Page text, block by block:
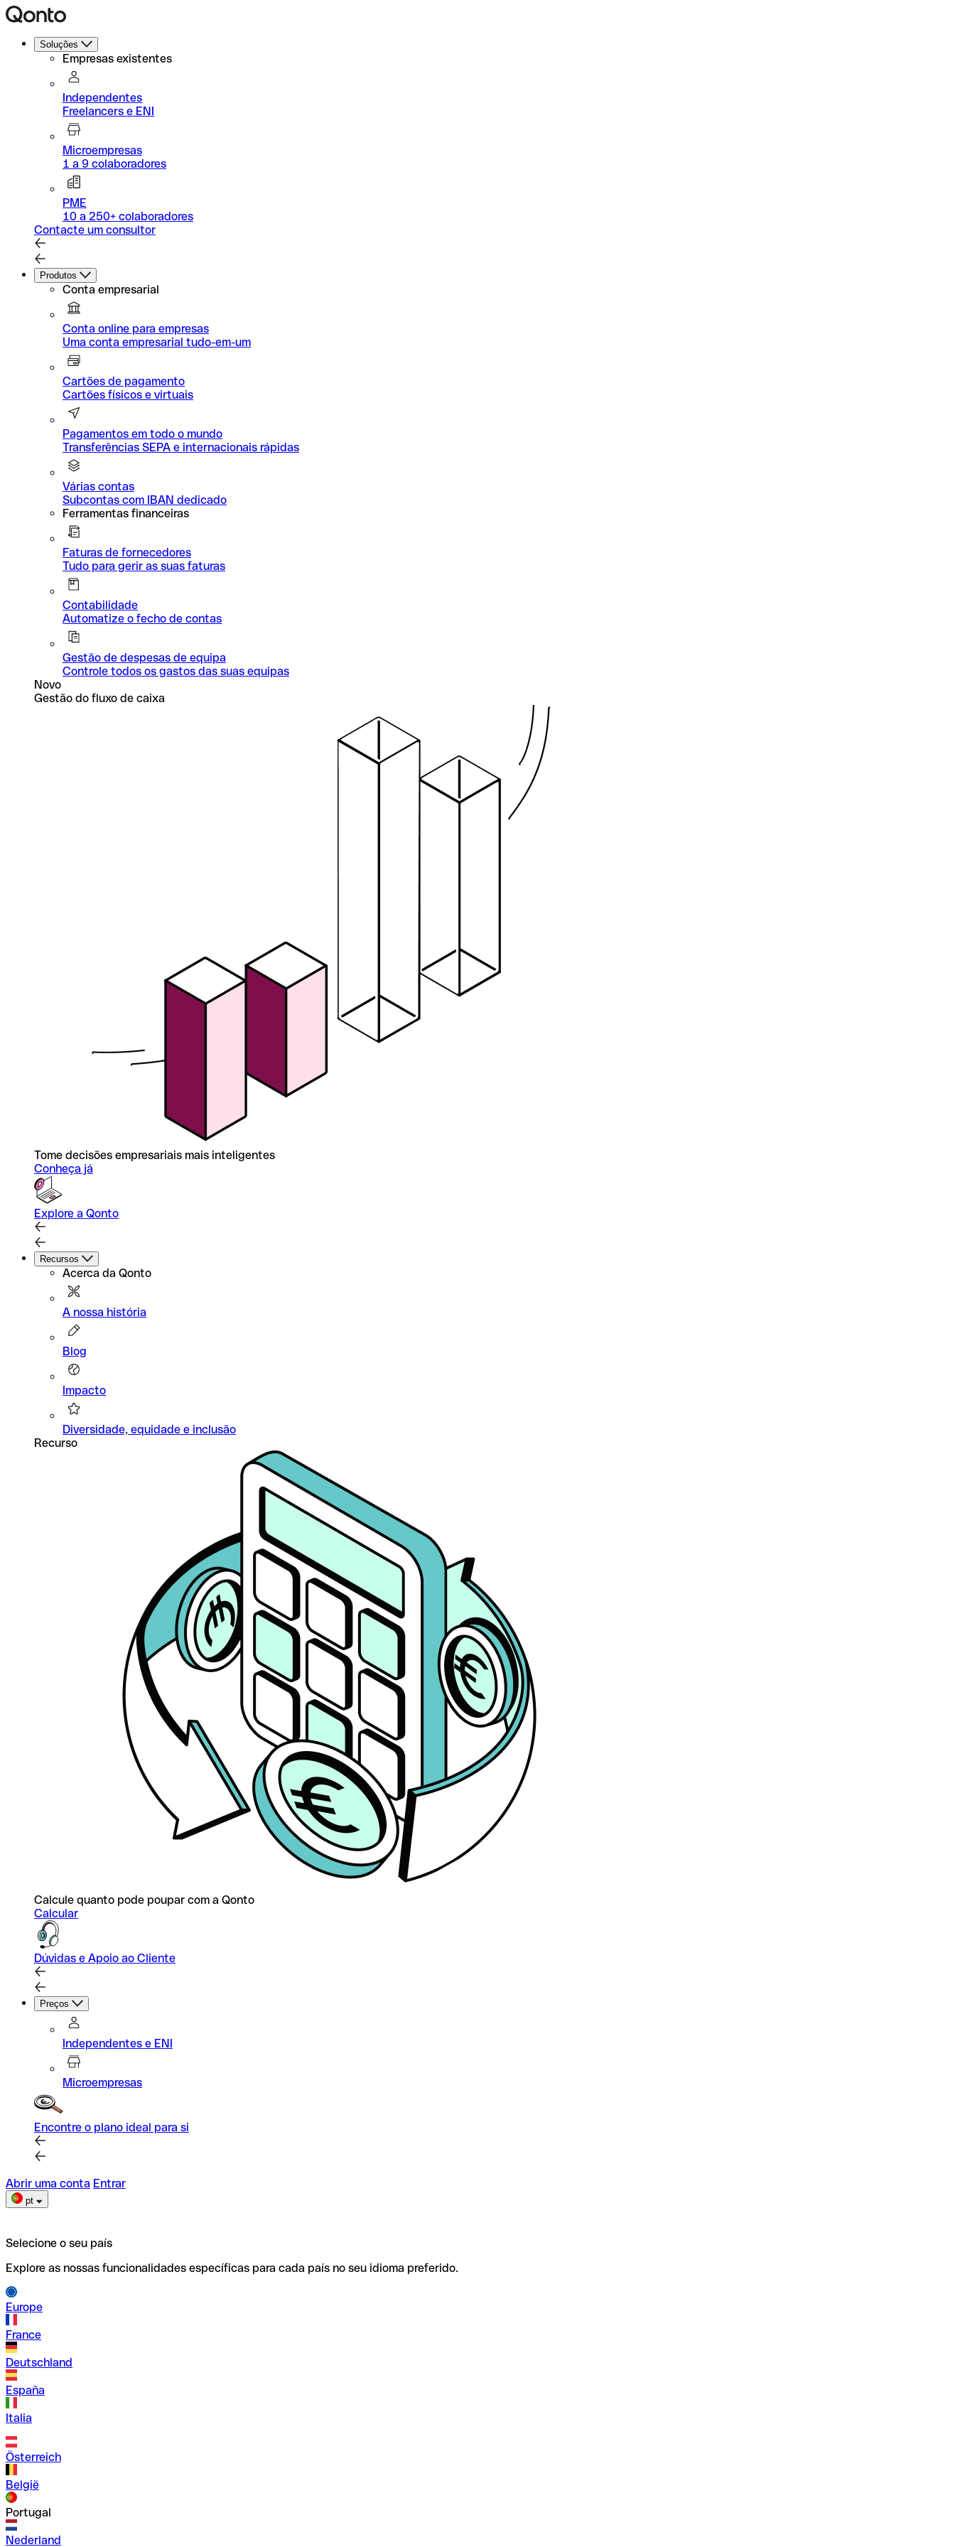
Soluções
Empresas existentes
Independentes
Freelancers e ENI
Microempresas
1 a 9 colaboradores
PME
10 a 250+ colaboradores
Contacte um consultor
Produtos
Conta empresarial
Conta online para empresas
Uma conta empresarial tudo-em-um
Cartões de pagamento
Cartões físicos e virtuais
Pagamentos em todo o mundo
Transferências SEPA e internacionais rápidas
Várias contas
Subcontas com IBAN dedicado
Ferramentas financeiras
Faturas de fornecedores
Tudo para gerir as suas faturas
Contabilidade
Automatize o fecho de contas
Gestão de despesas de equipa
Controle todos os gastos das suas equipas
Novo
Gestão do fluxo de caixa
Tome decisões empresariais mais inteligentes
Conheça já
Explore a Qonto
Recursos
Acerca da Qonto
A nossa história
Blog
Impacto
Diversidade, equidade e inclusão
Recurso
Calcule quanto pode poupar com a Qonto
Calcular
Dúvidas e Apoio ao Cliente
Preços
Independentes e ENI
Microempresas
Encontre o plano ideal para si
Abrir uma conta Entrar
pt
Selecione o seu país
Explore as nossas funcionalidades específicas para cada país no seu idioma preferido.
Europe
France
Deutschland
España
Italia
Österreich
België
Portugal
Nederland